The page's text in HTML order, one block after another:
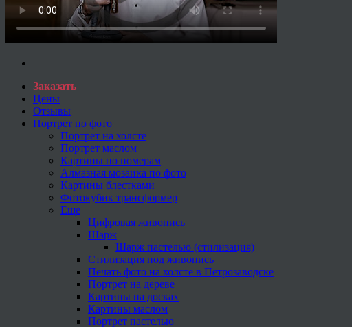
Заказать
Цены
Отзывы
Портрет по фото
Портрет на холсте
Портрет маслом
Картины по номерам
Алмазная мозаика по фото
Картины блестками
Фотокубик трансформер
Еще
Цифровая живопись
Шарж
Шарж пастелью (стилизация)
Стилизация под живопись
Печать фото на холсте в Петрозаводске
Портрет на дереве
Картины на досках
Картины маслом
Портрет пастелью